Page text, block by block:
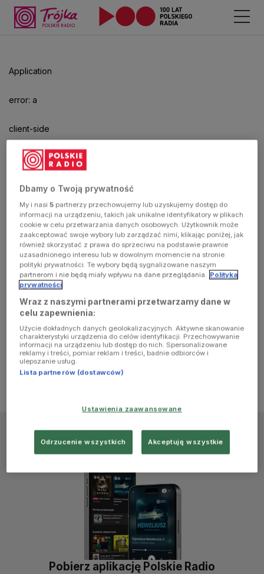
Application
error: a
client-side
exception
has
occurred
(see the
browser
console for
more
information)
Pobierz aplikację Polskie Radio
Dbamy o Twoją prywatność
My i nasi5 partnerzy przechowujemy lub uzyskujemy dostęp do
informacji na urządzeniu, takich jak unikalne identyfikatory w plikach
cookie w celu przetwarzania danych osobowych. Użytkownik może
zaakceptować swoje wybory lub zarządzać nimi, klikając poniżej, jak
również skorzystać z prawa do sprzeciwu na podstawie prawnie
uzasadnionego interesu lub w dowolnym momencie na stronie
polityki prywatności. Te wybory będą sygnalizowane naszym
partnerom i nie będą miały wpływu na dane przeglądania. Polityka
prywatności
Wraz z naszymi partnerami przetwarzamy dane w
celu zapewnienia:
Użycie dokładnych danych geolokalizacyjnych. Aktywne skanowanie
charakterystyki urządzenia do celów identyfikacji. Przechowywanie
informacji na urządzeniu lub dostęp do nich. Spersonalizowane
reklamy i treści, pomiar reklam i treści, badnie odbiorców i
ulepszanie usług.
Lista partnerów (dostawców)
Ustawienia zaawansowane
Odrzucenie wszystkich Akceptuję wszystkie